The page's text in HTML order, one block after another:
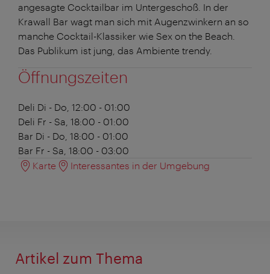
angesagte Cocktailbar im Untergeschoß. In der
Krawall Bar wagt man sich mit Augenzwinkern an so
manche Cocktail-Klassiker wie Sex on the Beach.
Das Publikum ist jung, das Ambiente trendy.
Öffnungszeiten
Deli Di - Do, 12:00 - 01:00
Deli Fr - Sa, 18:00 - 01:00
Bar Di - Do, 18:00 - 01:00
Bar Fr - Sa, 18:00 - 03:00
Karte
Interessantes in der Umgebung
Artikel zum Thema